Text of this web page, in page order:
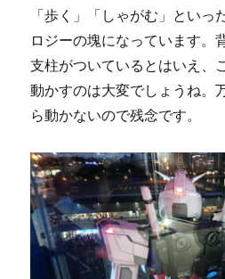
「歩く」「しゃがむ」といっ
ロジーの塊になっています。
支柱がついているとはいえ、
動かすのは大変でしょうね。
ら動かないので残念です。